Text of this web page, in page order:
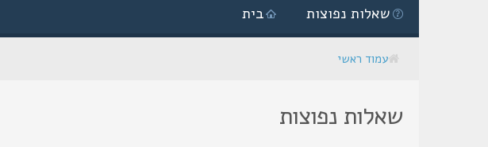
בית שאלות נפוצות
עמוד ראשי
שאלות נפוצות